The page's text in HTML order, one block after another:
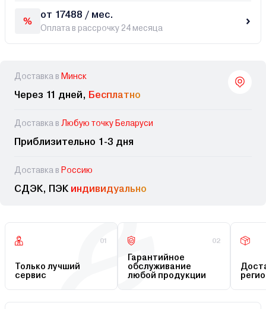
от 17488 / мес.
Оплата в рассрочку 24 месяца
Доставка в Минск
Через 11 дней, Бесплатно
Доставка в Любую точку Беларуси
Приблизительно 1-3 дня
Доставка в Россию
СДЭК, ПЭК индивидуально
01
Только лучший
сервис
02
Гарантийное
обслуживание
любой продукции